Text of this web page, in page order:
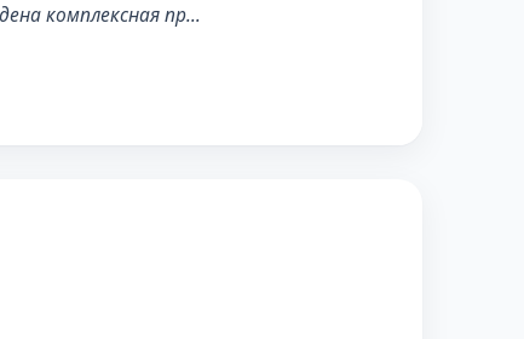
комплексная пр…